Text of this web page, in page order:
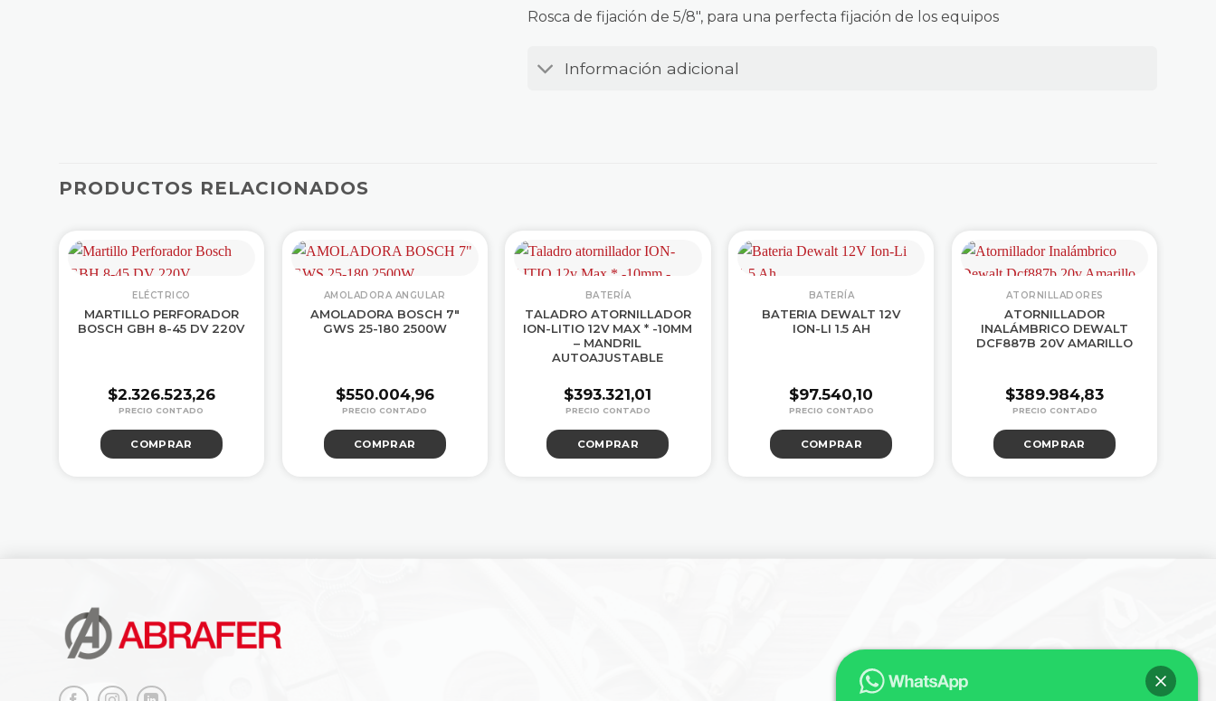
Rosca de fijación de 5/8″, para una perfecta fijación de los equipos
Información adicional
PRODUCTOS RELACIONADOS
ELÉCTRICO
MARTILLO PERFORADOR
BOSCH GBH 8-45 DV 220V
$2.326.523,26
COMPRAR
AMOLADORA ANGULAR
AMOLADORA BOSCH 7″
GWS 25-180 2500W
$550.004,96
COMPRAR
BATERÍA
TALADRO ATORNILLADOR
ION-LITIO 12V MAX * -10MM
– MANDRIL
AUTOAJUSTABLE
$393.321,01
COMPRAR
BATERÍA
BATERIA DEWALT 12V
ION-LI 1.5 AH
$97.540,10
COMPRAR
ATORNILLADORES
ATORNILLADOR
INALÁMBRICO DEWALT
DCF887B 20V AMARILLO
$389.984,83
COMPRAR